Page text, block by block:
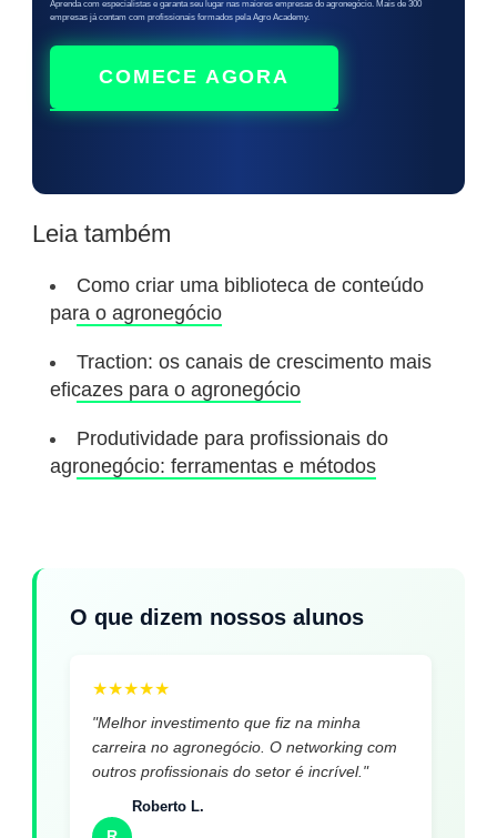
Aprenda com especialistas e garanta seu lugar nas maiores empresas do agronegócio. Mais de 300
empresas já contam com profissionais formados pela Agro Academy.
COMECE AGORA
Leia também
Como criar uma biblioteca de conteúdo
para o agronegócio
Traction: os canais de crescimento mais
eficazes para o agronegócio
Produtividade para profissionais do
agronegócio: ferramentas e métodos
O que dizem nossos alunos
★★★★★
"Melhor investimento que fiz na minha
carreira no agronegócio. O networking com
outros profissionais do setor é incrível."
Roberto L.